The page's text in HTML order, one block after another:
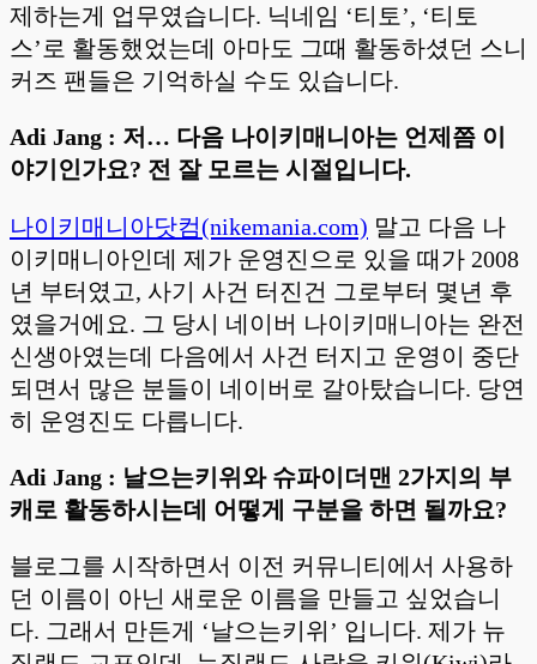
제하는게 업무였습니다. 닉네임 ‘티토’, ‘티토
스’로 활동했었는데 아마도 그때 활동하셨던 스니
커즈 팬들은 기억하실 수도 있습니다.
Adi Jang : 저… 다음 나이키매니아는 언제쯤 이
야기인가요? 전 잘 모르는 시절입니다.
나이키매니아닷컴(nikemania.com) 말고 다음 나
이키매니아인데 제가 운영진으로 있을 때가 2008
년 부터였고, 사기 사건 터진건 그로부터 몇년 후
였을거에요. 그 당시 네이버 나이키매니아는 완전
신생아였는데 다음에서 사건 터지고 운영이 중단
되면서 많은 분들이 네이버로 갈아탔습니다. 당연
히 운영진도 다릅니다.
Adi Jang : 날으는키위와 슈파이더맨 2가지의 부
캐로 활동하시는데 어떻게 구분을 하면 될까요?
블로그를 시작하면서 이전 커뮤니티에서 사용하
던 이름이 아닌 새로운 이름을 만들고 싶었습니
다. 그래서 만든게 ‘날으는키위’ 입니다. 제가 뉴